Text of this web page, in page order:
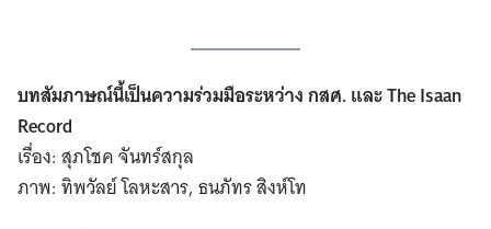
บทสัมภาษณ์นี้เป็นความร่วมมือระหว่าง กสศ. และ The Isaan
Record
เรื่อง: สุภโชค จันทร์สกุล
ภาพ: ทิพวัลย์ โลหะสาร, ธนภัทร สิงห์โท